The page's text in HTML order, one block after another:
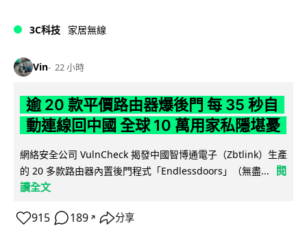
3C科技 家居無線
Vin 22 小時
逾 20 款平價路由器爆後門 每 35 秒自
動連線回中國 全球 10 萬用家私隱堪憂
網絡安全公司 VulnCheck 揭發中國智博通電子（Zbtlink）生產
的 20 多款路由器內置後門程式「Endlessdoors」（無盡...
閱
讀全文
915 189 ↗ 分享